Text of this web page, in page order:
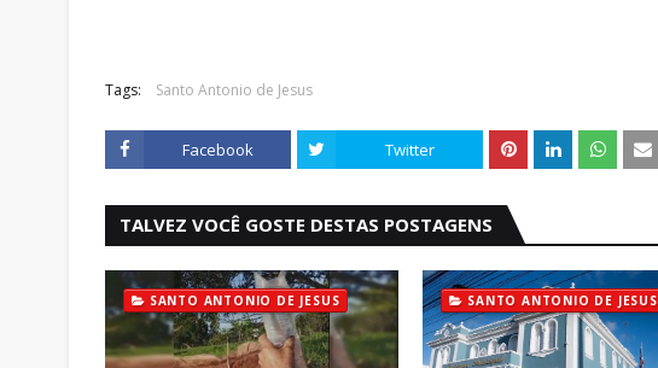
Tags: Santo Antonio de Jesus
Facebook Twitter
TALVEZ VOCÊ GOSTE DESTAS POSTAGENS
SANTO ANTONIO DE JESUS SANTO ANTONIO DE JESUS